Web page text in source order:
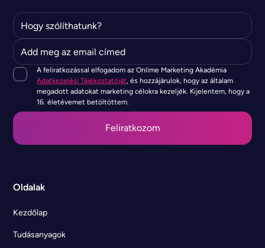
A feliratkozással elfogadom az Onlime Marketing Akadémia
Adatkezelési Tájékoztatóját, és hozzájárulok, hogy az általam
megadott adatokat marketing célokra kezeljék. Kijelentem, hogy a
16. életévemet betöltöttem.
Oldalak
Kezdőlap
Tudásanyagok